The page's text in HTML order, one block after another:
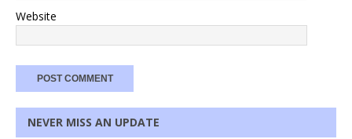
Website
NEVER MISS AN UPDATE